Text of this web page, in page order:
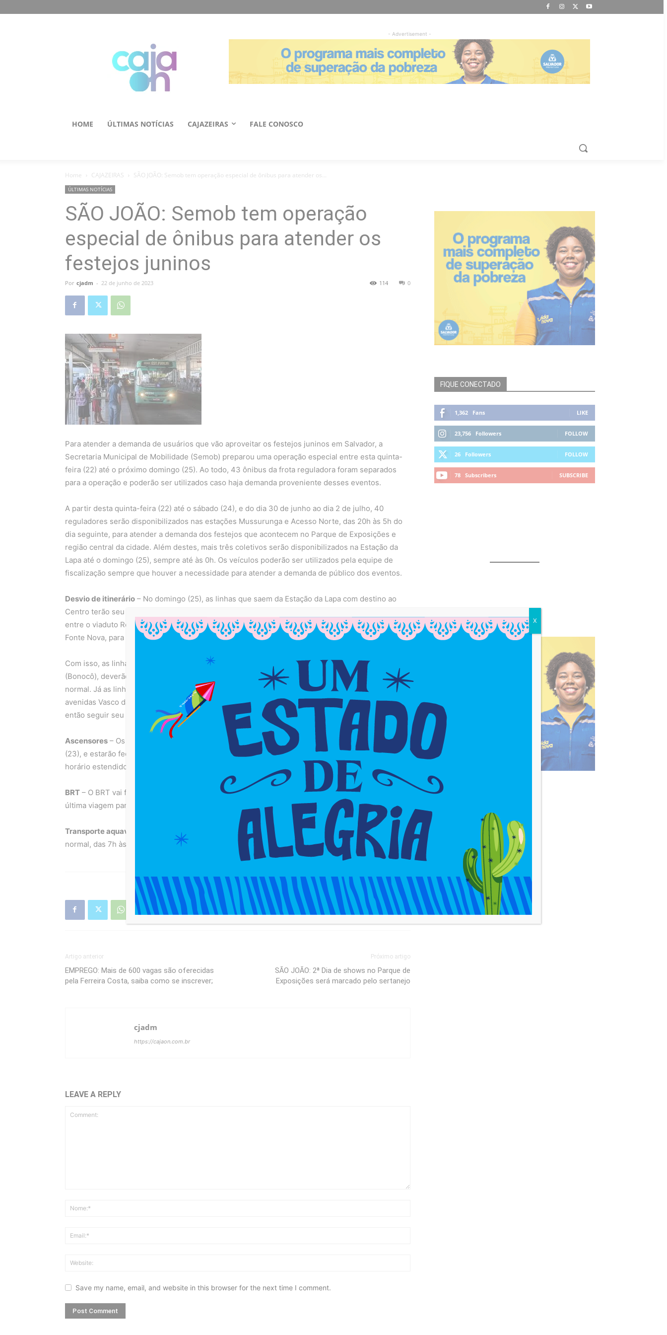
- Advertisement -
HOME ÚLTIMAS NOTÍCIAS CAJAZEIRAS FALE CONOSCO
Home CAJAZEIRAS SÃO JOÃO: Semob tem operação especial de ônibus para atender os...
ÚLTIMAS NOTÍCIAS
SÃO JOÃO: Semob tem operação
especial de ônibus para atender os
festejos juninos
Por cjadm - 22 de junho de 2023 0
114
Para atender a demanda de usuários que vão aproveitar os festejos juninos em Salvador, a
Secretaria Municipal de Mobilidade (Semob) preparou uma operação especial entre esta quinta-
feira (22) até o próximo domingo (25). Ao todo, 43 ônibus da frota reguladora foram separados
para a operação e poderão ser utilizados caso haja demanda proveniente desses eventos.
A partir desta quinta-feira (22) até o sábado (24), e do dia 30 de junho ao dia 2 de julho, 40
reguladores serão disponibilizados nas estações Mussurunga e Acesso Norte, das 20h às 5h do
dia seguinte, para atender a demanda dos festejos que acontecem no Parque de Exposições e
região central da cidade. Além destes, mais três coletivos serão disponibilizados na Estação da
Lapa até o domingo (25), sempre até às 0h. Os veículos poderão ser utilizados pela equipe de
fiscalização sempre que houver a necessidade para atender a demanda de público dos eventos.
Desvio de itinerário– No domingo (25), as linhas que saem da Estação da Lapa com destino ao
Centro terão seu itinerário modificado, das 12h às 20h, em função de uma interdição de tráfego
entre o viaduto Rômulo Almeida até o bolsão de estacionamento localizado em frente à Arena
Fonte Nova, para a realização do Encontro de Samba Junino, promovido pela Prefeitura.
Com isso, as linhas de ônibus que saem da Lapa com destino à Avenida Mário Leal Ferreira
(Bonocô), deverão acessar as avenidas Vasco da Gama e Ogunjá, retornando ao seu itinerário
normal. Já as linhas que saem da Lapa com destino à avenida Djalma Dutra, deverão acessar as
avenidas Vasco da Gama, Ogunjá, Bonocô, Viaduto dos Engenheiros, retorno, Rua Djalma Dultra, e
então seguir seu itinerário normal.
Ascensores– Os elevadores e planos inclinados vão funcionar normalmente nesta sexta-feira
(23), e estarão fechados no feriado de São João, com exceção do Elevador Lacerda que está com
horário estendido, das 7h à 0h, até este domingo (25).
BRT– O BRT vai funcionar normalmente durante todo o final de semana, das 5h às 23h30, com a
última viagem partindo às 23h10 da estação Rodoviária.
Transporte aquaviário
– A Travessia Ribeira-Plataforma segue com horário de funcionamento
normal, das 7h às 19h, até o sábado (24), com retorno na segunda-feira (26).
Artigo anterior
EMPREGO: Mais de 600 vagas são oferecidas
pela Ferreira Costa, saiba como se inscrever;
Próximo artigo
SÃO JOÃO: 2ª Dia de shows no Parque de
Exposições será marcado pelo sertanejo
cjadm
https://cajaon.com.br
LEAVE A REPLY
Save my name, email, and website in this browser for the next time I comment.
FIQUE CONECTADO
1,362 Fans LIKE
23,756 Followers FOLLOW
26 Followers FOLLOW
78 Subscribers SUBSCRIBE
X